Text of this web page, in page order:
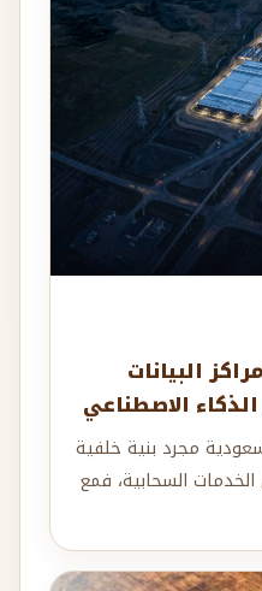
البيانات
الاصطناعي
مجرد بنية خلفية
السحابية، فمع